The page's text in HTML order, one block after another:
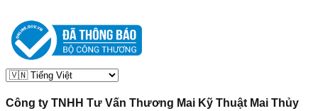
Công ty TNHH Tư Vấn Thương Mai Kỹ Thuật Mai Thủy